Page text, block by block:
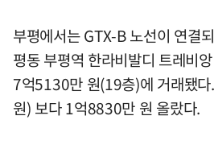
부평에서는 GTX-B 노선이 연결
평동 부평역 한라비발디 트레비
7억5130만 원(19층)에 거래됐
원) 보다 1억8830만 원 올랐다.